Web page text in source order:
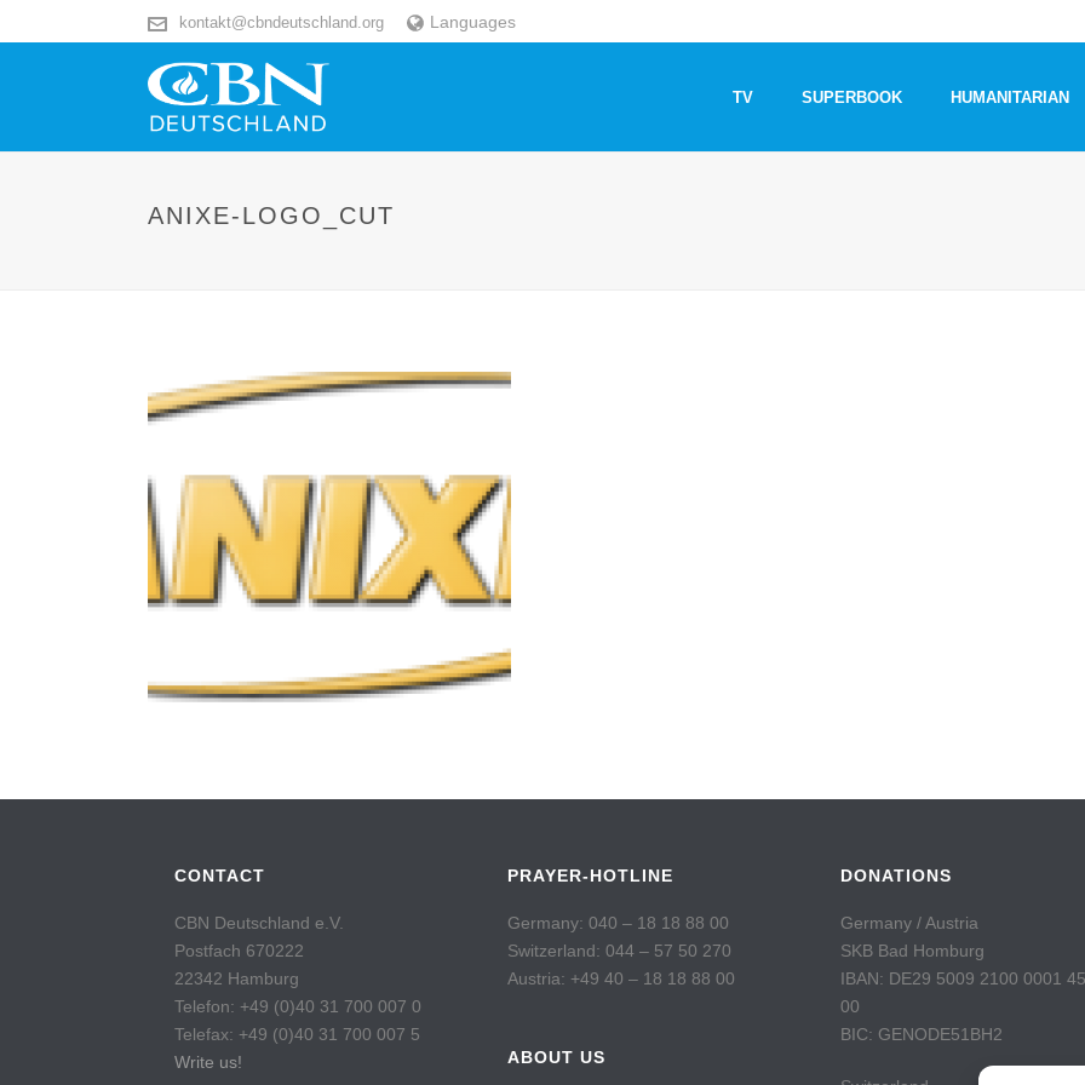
kontakt@cbndeutschland.org Languages
TV SUPERBOOK HUMANITARIAN
ANIXE-LOGO_CUT
CONTACT
CBN Deutschland e.V.
Postfach 670222
22342 Hamburg
Telefon: +49 (0)40 31 700 007 0
Telefax: +49 (0)40 31 700 007 5
Write us!
PRAYER-HOTLINE
Germany: 040 – 18 18 88 00
Switzerland: 044 – 57 50 270
Austria: +49 40 – 18 18 88 00
ABOUT US
DONATIONS
Germany / Austria
SKB Bad Homburg
IBAN: DE29 5009 2100 0001
00
BIC: GENODE51BH2